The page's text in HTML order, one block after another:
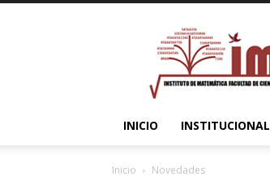
Instituto
de
Matemática
INICIO INSTITUCIONAL
Inicio Novedades